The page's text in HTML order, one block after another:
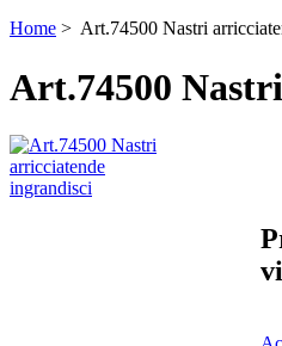
Home > Art.74500 Nastri
Art.74500
ingrandisci